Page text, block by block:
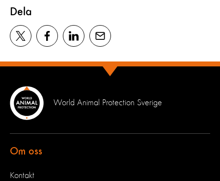
Dela
World Animal Protection Sverige
Om oss
Kontakt